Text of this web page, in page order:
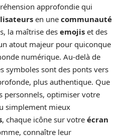
approfondie qui
en une communauté
la maîtrise des emojis et des
atout majeur pour quiconque
numérique. Au-delà de
symboles sont des ponts vers
plus authentique. Que
personnels, optimiser votre
simplement mieux
, chaque icône sur votre écran
connaître leur